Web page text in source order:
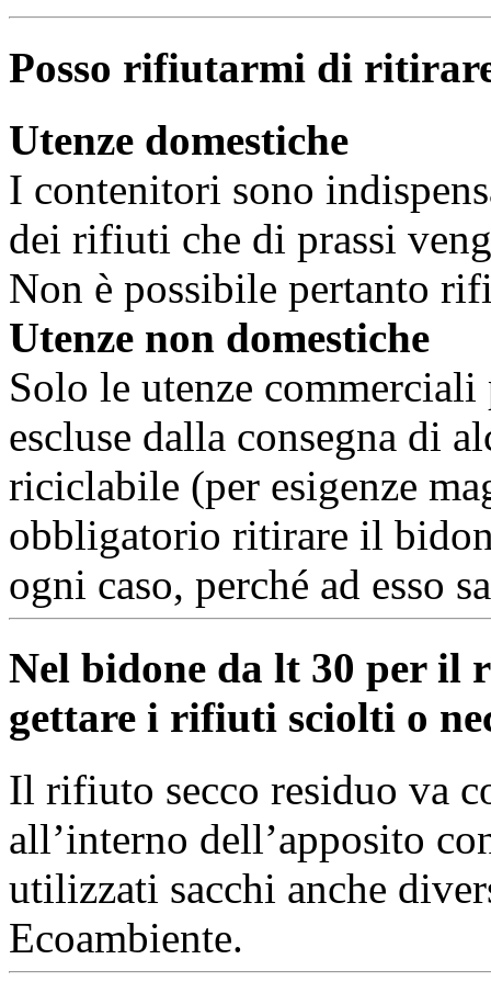
Posso rifiutarmi di
Utenze domestiche
I contenitori sono
dei rifiuti che di prassi
Non è possibile pertanto
Utenze non domestiche
Solo le utenze commerciali
escluse dalla consegna di
riciclabile (per esigenze
obbligatorio ritirare il
ogni caso, perché ad esso
Nel bidone da lt 30 per il
gettare i rifiuti sciolti o
Il rifiuto secco residuo va
all’interno dell’apposito
utilizzati sacchi anche
Ecoambiente.